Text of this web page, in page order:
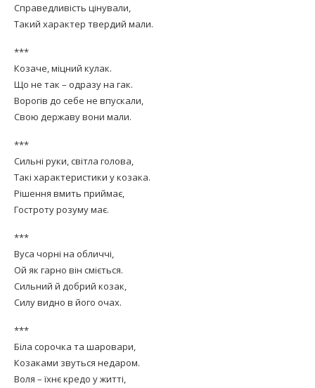
Справедливість цінували,
Такий характер твердий мали.
***
Козаче, міцний кулак.
Що не так – одразу на гак.
Ворогів до себе не впускали,
Свою державу вони мали.
***
Сильні руки, світла голова,
Такі характеристики у козака.
Рішення вмить приймає,
Гостроту розуму має.
***
Вуса чорні на обличчі,
Ой як гарно він сміється.
Сильний й добрий козак,
Силу видно в його очах.
***
Біла сорочка та шаровари,
Козаками звуться недаром.
Воля – їхнє кредо у житті,